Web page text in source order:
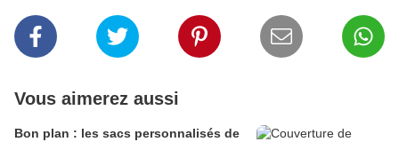
Vous aimerez aussi
Bon plan : les sacs personnalisés de